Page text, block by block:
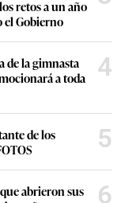
retos a un año
el Gobierno
de la gimnasta
a toda
4
de los
5
abrieron sus
6